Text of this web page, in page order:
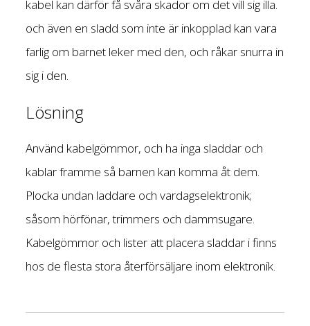
kabel kan därför få svåra skador om det vill sig illa.
och även en sladd som inte är inkopplad kan vara
farlig om barnet leker med den, och råkar snurra in
sig i den.
Lösning
Använd kabelgömmor, och ha inga sladdar och
kablar framme så barnen kan komma åt dem.
Plocka undan laddare och vardagselektronik;
såsom hörfönar, trimmers och dammsugare.
Kabelgömmor och lister att placera sladdar i finns
hos de flesta stora återförsäljare inom elektronik.